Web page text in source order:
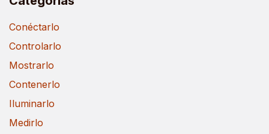
Conéctarlo
Controlarlo
Mostrarlo
Contenerlo
Iluminarlo
Medirlo